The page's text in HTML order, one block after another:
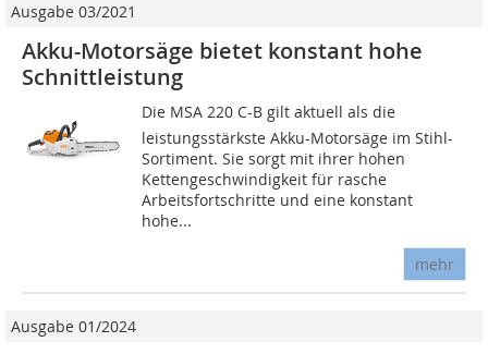
Ausgabe 03/2021
Akku-Motorsäge bietet konstant hohe
Schnittleistung
Die MSA 220 C-B gilt aktuell als die
leistungsstärkste Akku-Motorsäge im Stihl-
Sortiment. Sie sorgt mit ihrer hohen
Kettengeschwindigkeit für rasche
Arbeitsfortschritte und eine konstant
hohe...
mehr
Ausgabe 01/2024